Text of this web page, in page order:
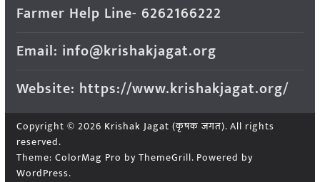
Farmer Help Line- 6262166222
Email: info@krishakjagat.org
Website: https://www.krishakjagat.org/
Copyright © 2026 Krishak Jagat (कृषक जगत). All rights
reserved.
Theme: ColorMag Pro by ThemeGrill. Powered by
WordPress.